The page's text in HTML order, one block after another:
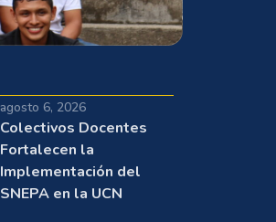
agosto 6, 2026
Colectivos Docentes
Fortalecen la
Implementación del
SNEPA en la UCN